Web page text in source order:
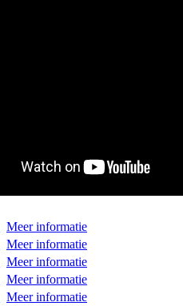
Meer informatie
Meer informatie
Meer informatie
Meer informatie
Meer informatie